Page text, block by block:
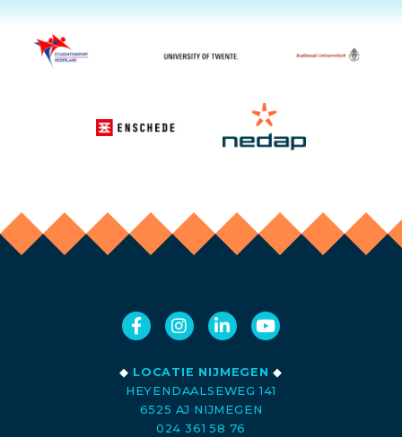
◆ LOCATIE NIJMEGEN ◆
HEYENDAALSEWEG 141
6525 AJ NIJMEGEN
024 361 58 76